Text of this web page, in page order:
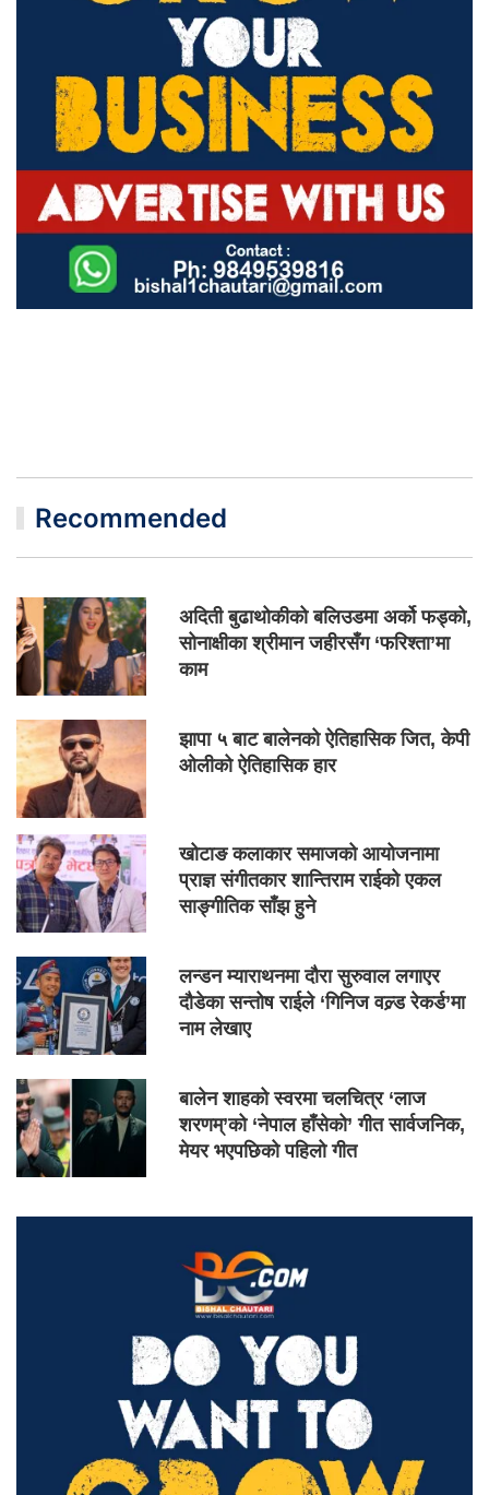
Recommended
अदिती बुढाथोकीको बलिउडमा अर्को फड्को,
सोनाक्षीका श्रीमान जहीरसँग ‘फरिश्ता’मा
काम
झापा ५ बाट बालेनको ऐतिहासिक जित, केपी
ओलीको ऐतिहासिक हार
खोटाङ कलाकार समाजको आयोजनामा
प्राज्ञ संगीतकार शान्तिराम राईको एकल
साङ्गीतिक साँझ हुने
लन्डन म्याराथनमा दौरा सुरुवाल लगाएर
दौडेका सन्तोष राईले ‘गिनिज वल्र्ड रेकर्ड’मा
नाम लेखाए
बालेन शाहको स्वरमा चलचित्र ‘लाज
शरणम्’को ‘नेपाल हाँसेको’ गीत सार्वजनिक,
मेयर भएपछिको पहिलो गीत